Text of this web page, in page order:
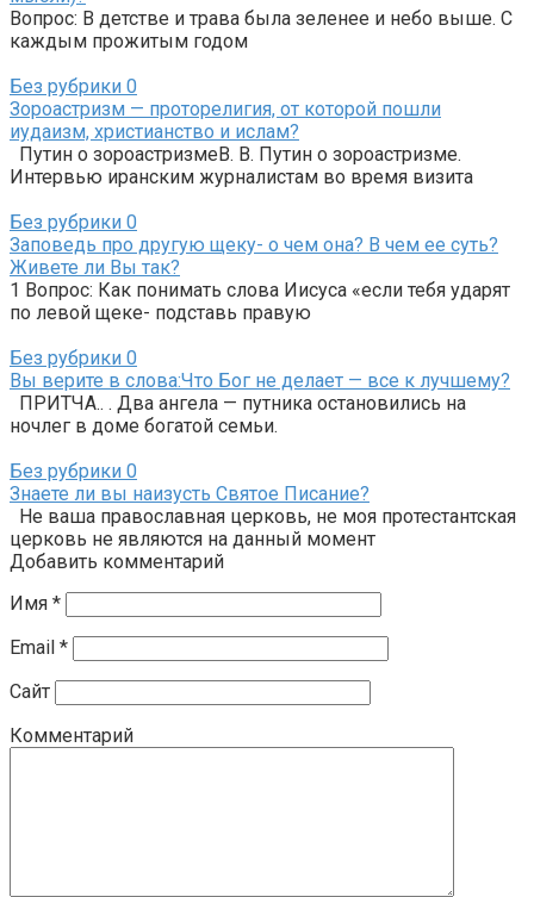
Вопрос: В детстве и трава была зеленее и небо выше. С
каждым прожитым годом
Без рубрики 0
Зороастризм — проторелигия, от которой пошли
иудаизм, христианство и ислам?
Путин о зороастризмеВ. В. Путин о зороастризме.
Интервью иранским журналистам во время визита
Без рубрики 0
Заповедь про другую щеку- о чем она? В чем ее суть?
Живете ли Вы так?
1 Вопрос: Как понимать слова Иисуса «если тебя ударят
по левой щеке- подставь правую
Без рубрики 0
Вы верите в слова:Что Бог не делает — все к лучшему?
ПРИТЧА.. . Два ангела — путника остановились на
ночлег в доме богатой семьи.
Без рубрики 0
Знаете ли вы наизусть Святое Писание?
Не ваша православная церковь, не моя протестантская
церковь не являются на данный момент
Добавить комментарий
Имя *
Email *
Сайт
Комментарий